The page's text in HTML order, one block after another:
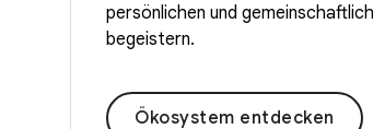
persönlichen und
begeistern.
Ökosystem entdecken